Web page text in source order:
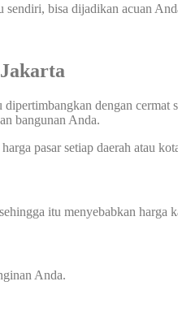
bisa dijadikan acuan
dengan
bangunan Anda.
pasar setiap daerah atau
itu menyebabkan harga
Anda.